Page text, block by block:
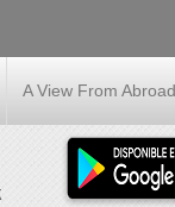
A View From Abroad